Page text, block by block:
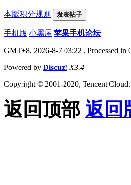
本版积分规则 发表帖子
手机版|小黑屋|苹果手机论坛
GMT+8, 2026-8-7 03:22 , Processed in
Powered by Discuz! X3.4
Copyright © 2001-2020, Tencent Cloud.
返回顶部 返回